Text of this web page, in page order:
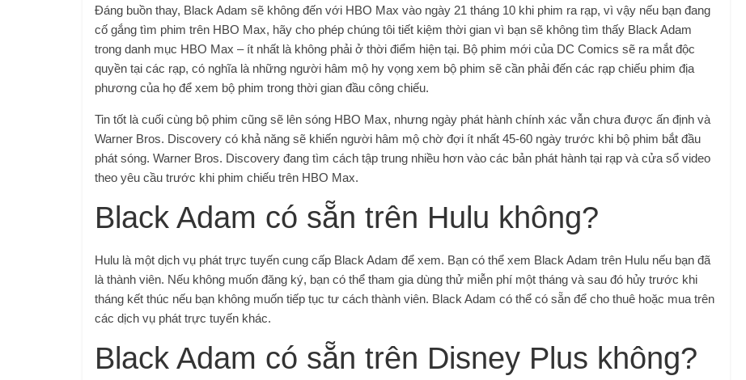
Đáng buồn thay, Black Adam sẽ không đến với HBO Max vào ngày 21 tháng 10 khi phim ra rạp, vì vậy nếu bạn đang
cố gắng tìm phim trên HBO Max, hãy cho phép chúng tôi tiết kiệm thời gian vì bạn sẽ không tìm thấy Black Adam
trong danh mục HBO Max – ít nhất là không phải ở thời điểm hiện tại. Bộ phim mới của DC Comics sẽ ra mắt độc
quyền tại các rạp, có nghĩa là những người hâm mộ hy vọng xem bộ phim sẽ cần phải đến các rạp chiếu phim địa
phương của họ để xem bộ phim trong thời gian đầu công chiếu.
Tin tốt là cuối cùng bộ phim cũng sẽ lên sóng HBO Max, nhưng ngày phát hành chính xác vẫn chưa được ấn định và
Warner Bros. Discovery có khả năng sẽ khiến người hâm mộ chờ đợi ít nhất 45-60 ngày trước khi bộ phim bắt đầu
phát sóng. Warner Bros. Discovery đang tìm cách tập trung nhiều hơn vào các bản phát hành tại rạp và cửa sổ video
theo yêu cầu trước khi phim chiếu trên HBO Max.
Black Adam có sẵn trên Hulu không?
Hulu là một dịch vụ phát trực tuyến cung cấp Black Adam để xem. Bạn có thể xem Black Adam trên Hulu nếu bạn đã
là thành viên. Nếu không muốn đăng ký, bạn có thể tham gia dùng thử miễn phí một tháng và sau đó hủy trước khi
tháng kết thúc nếu bạn không muốn tiếp tục tư cách thành viên. Black Adam có thể có sẵn để cho thuê hoặc mua trên
các dịch vụ phát trực tuyến khác.
Black Adam có sẵn trên Disney Plus không?